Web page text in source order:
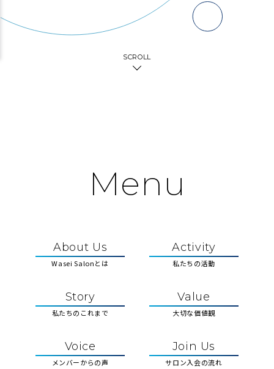
SCROLL
Menu
About Us
Wasei Salonとは
Activity
私たちの活動
Story
私たちのこれまで
Value
大切な価値観
Voice
メンバーからの声
Join Us
サロン入会の流れ